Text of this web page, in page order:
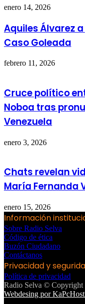
enero 14, 2026
Aquiles Álvarez
Caso Goleada
febrero 11, 2026
Cruce político
Noboa tras
Venezuela
enero 3, 2026
Chats revelan
María Fernanda
enero 15, 2026
Información
Sobre Radio Selva
Código de ética
Buzón Ciudadano
Contáctanos
Privacidad y
Política de privacidad
Radio Selva © Copyright
Webdesing por